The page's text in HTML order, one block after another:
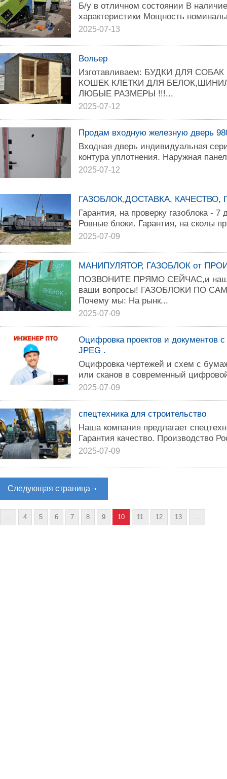
Б/у в отличном состоянии В
характеристики Мощность
2025-07-13
Вольер
Изготавливаем: БУДКИ ДЛЯ
КОШЕК КЛЕТКИ ДЛЯ
ЛЮБЫЕ РАЗМЕРЫ !!!...
2025-07-12
Продам входную железную дверь
Входная дверь индивидуальная
контура уплотнения. Наружная
2025-07-12
ГАЗОБЛОК,ДОСТАВКА, КАЧЕСТВО,
Гарантия, на проверку газоблока -
Ровные блоки. Гарантия, на сколы
2025-07-09
МАНИПУЛЯТОР, ГАЗОБЛОК от
ПОЗВОНИТЕ ПРЯМО СЕЙЧАС,и наш
ваши вопросы! ГАЗОБЛОКИ ПО
Почему мы: На рынк...
2025-07-09
Оцифровка проектов и документов
JРЕG .
Оцифровка чертежей и схем с
или сканов в современный
2025-07-09
спецтехника для строительство
Наша компания предлагает
Гарантия качество. Производство
2025-07-09
Следующая страница
... 4 5 6 7 8 9 10 11 12 13 ...